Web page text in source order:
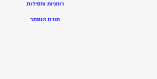
רוחניות וחסידות
תורת הנסתר